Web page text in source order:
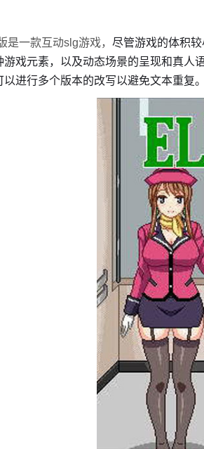
是一款互动slg游戏， 尽管游戏的体积
戏元素，以及动态场景的呈现和真人
进行多个版本的改写以避免文本重复。